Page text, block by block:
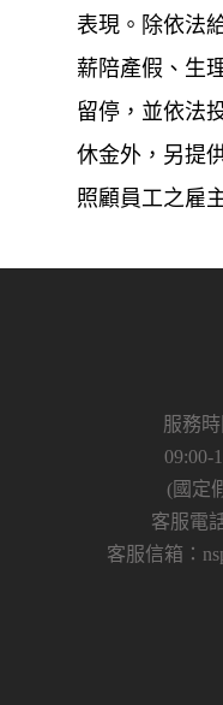
表現。除依法
薪陪產假、生
留停，並依法
休金外，另提
照顧員工之雇
服務
09:00-
(國定
客服電
客服信箱：